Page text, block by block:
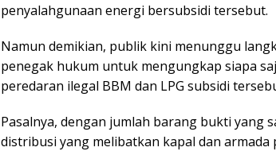
penyalahgunaan energi bersubsidi tersebut.
Namun demikian, publik kini menunggu
penegak hukum untuk mengungkap siapa
peredaran ilegal BBM dan LPG subsidi
Pasalnya, dengan jumlah barang bukti yang
distribusi yang melibatkan kapal dan armada